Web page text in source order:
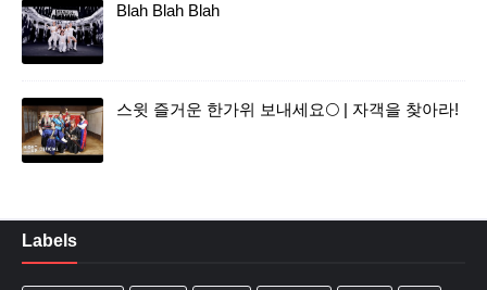
Blah Blah Blah
스윗 즐거운 한가위 보내세요🌕 | 자객을 찾아라!
Labels